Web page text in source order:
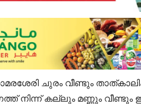
ചുരം വീണ്ടും
നിന്ന് കല്ലും മണ്ണും